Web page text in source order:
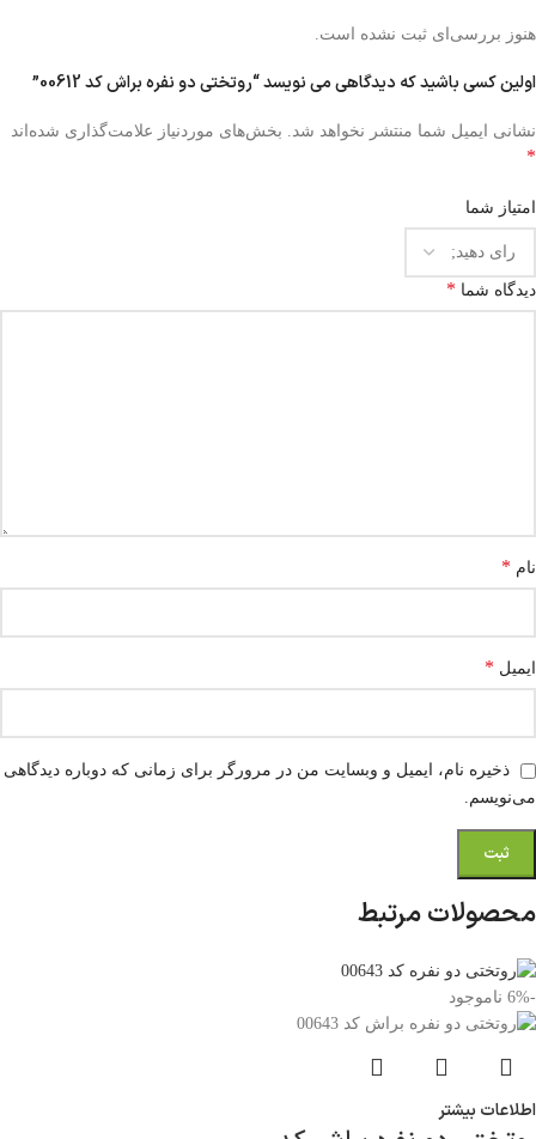
هنوز بررسی‌ای ثبت نشده است.
اولین کسی باشید که دیدگاهی می نویسد “روتختی دو نفره براش کد 00612”
نشانی ایمیل شما منتشر نخواهد شد. بخش‌های موردنیاز علامت‌گذاری شده‌اند
*
امتیاز شما
دیدگاه شما *
نام *
ایمیل *
ذخیره نام، ایمیل و وبسایت من در مرورگر برای زمانی که دوباره دیدگاهی
می‌نویسم.
محصولات مرتبط
-6% ناموجود
اطلاعات بیشتر